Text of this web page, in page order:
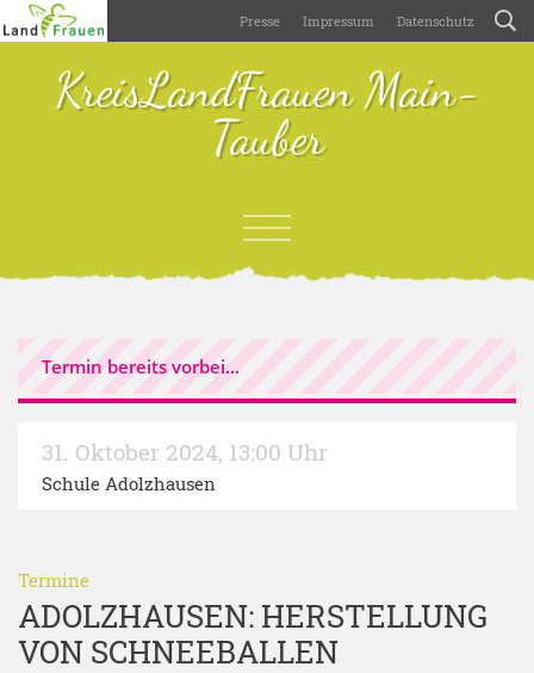
Presse Impressum Datenschutz
KreisLandFrauen Main-
Tauber
Termin bereits vorbei...
31. Oktober 2024, 13:00 Uhr
Schule Adolzhausen
Termine
ADOLZHAUSEN: HERSTELLUNG
VON SCHNEEBALLEN